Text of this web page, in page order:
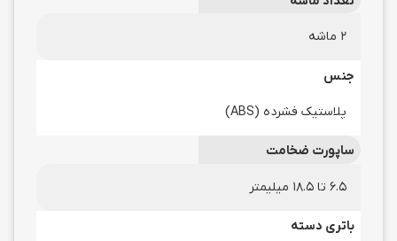
2 ماشه
جنس
پلاستیک فشرده (ABS)
ساپورت ضخامت
6.5 تا 18.5 میلیمتر
باتری دسته